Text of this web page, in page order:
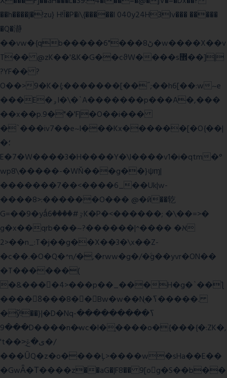
��h����|�!zu} H!Ī�P�i\{�����l 040y24H3lv��� �����
�Q�瀞
��vw�{qb�����6"���8ڻ�w����X��v
T�� @zK��'&K�G��cϑW����s޾��]|
?YF�� ?
O��>9�K�{;�������[��˝;��h6[��:w~e
���E�ۅl�\�`A�������p���A�,���
��x��p.9�"�'F|�O��i���
�`���iv7��e~l���Kx������[�O{��|
�؛
E�7�W����3�H����Y�\l����v1�i�qtm�°
wp8\�����-�WŇ���g��}ψɱ|
�������7��<����6_��Uk|w-
����8>:������O��� @�ӣ��䢀
G=��9�yǻٷ#����6K�P�<������; �\��=>�
g�x��qrb���~א� ����^|������?
2>��n_:T�j��g��X��3�\x��Z-
�c��.�O�Q�^n/�,�rww�g�/�ۧg��yvr�ON��
�T������(
�&����4>���p��_���H�g�`��ƪ
����8َ���8� �󳳦Bw�w��Nֻ�ߖ�����.
�ў!��}|�D�Nqߖ���������-
���9D����n�̶wc�l�֑����o�{���{�:ZK�,
't��>͍ى�ݝ�/
���ǙQ�z�o����Ļ>����w�sHa��E��
�GwǞ�Τ����z��aG�|F8�� 9[og�S��b��